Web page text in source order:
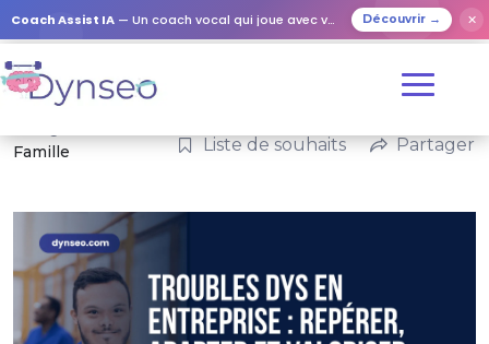
Coach Assist IA — Un coach vocal qui joue avec vos proches Découvrir → ✕
Famille
Liste de souhaits Partager